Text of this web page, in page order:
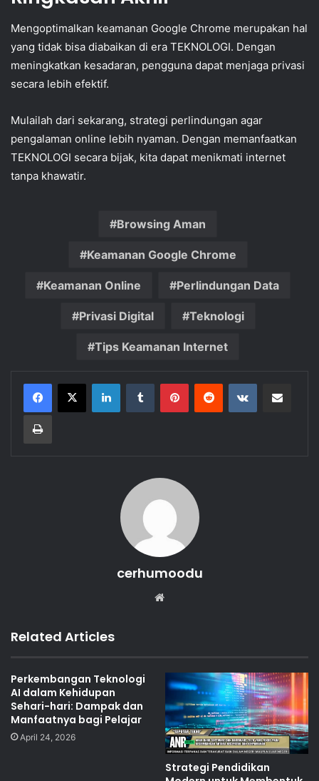
Mengoptimalkan keamanan Google Chrome merupakan hal
yang tidak bisa diabaikan di era TEKNOLOGI. Dengan
meningkatkan kesadaran, pengguna dapat menjaga privasi
secara lebih efektif.
Mulailah dari sekarang, strategi perlindungan agar
pengalaman online lebih nyaman. Dengan memanfaatkan
TEKNOLOGI secara bijak, kita dapat menikmati internet
tanpa khawatir.
Browsing Aman
Keamanan Google Chrome
Keamanan Online Perlindungan Data
Privasi Digital Teknologi
Tips Keamanan Internet
LinkedInTumblr PinterestReddit VKontakte
Print
cerhumoodu
Related Articles
Perkembangan Teknologi
AI dalam Kehidupan
Sehari-hari: Dampak dan
Manfaatnya bagi Pelajar
April 24, 2026
Strategi Pendidikan